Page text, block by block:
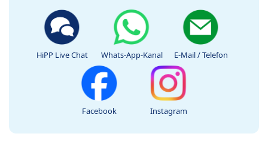
HiPP Live Chat Whats-App-Kanal E-Mail / Telefon
Facebook Instagram